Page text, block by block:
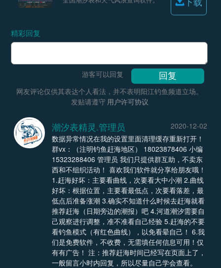
精彩回复
游客可以回复
网友评论仅供其表达个人看法，并不表明阳江钓鱼频道立场。
发贴请遵守 用户许可协议
潮汐表精灵.管理员
2020-12-02
数据异常情况在我的设置里面清理缓存重新打开！
群vx：（注明钓鱼赶海地区） 18023878406 小编
15323288406 管理员 我们只提供群互助，不卖东
西和不组织活动！ 喜欢我们软件就分享给朋友哦！
1.赶海好坏：主要看曲线，次要看大中小潮 2.曲线
好坏：根据位置，主要看最低点，次要看落差，最
低点后准备涨潮 3.确实不知道什么时候去赶海就看
推荐赶海（日期旁边的潮报）吧 4.河道潮汐需要自
己观察进行调整，准不准看自己经验 5.赶海的不要
看钓鱼模式（有红色曲线），以免看晕自己！ 6.我
们是免费软件，不收费，无需填任何信息可用！仅
有有广告！ 注：推荐赶海时间已经写在页面上了，
一般留言小时内回复，所以尽量自己学会查看。